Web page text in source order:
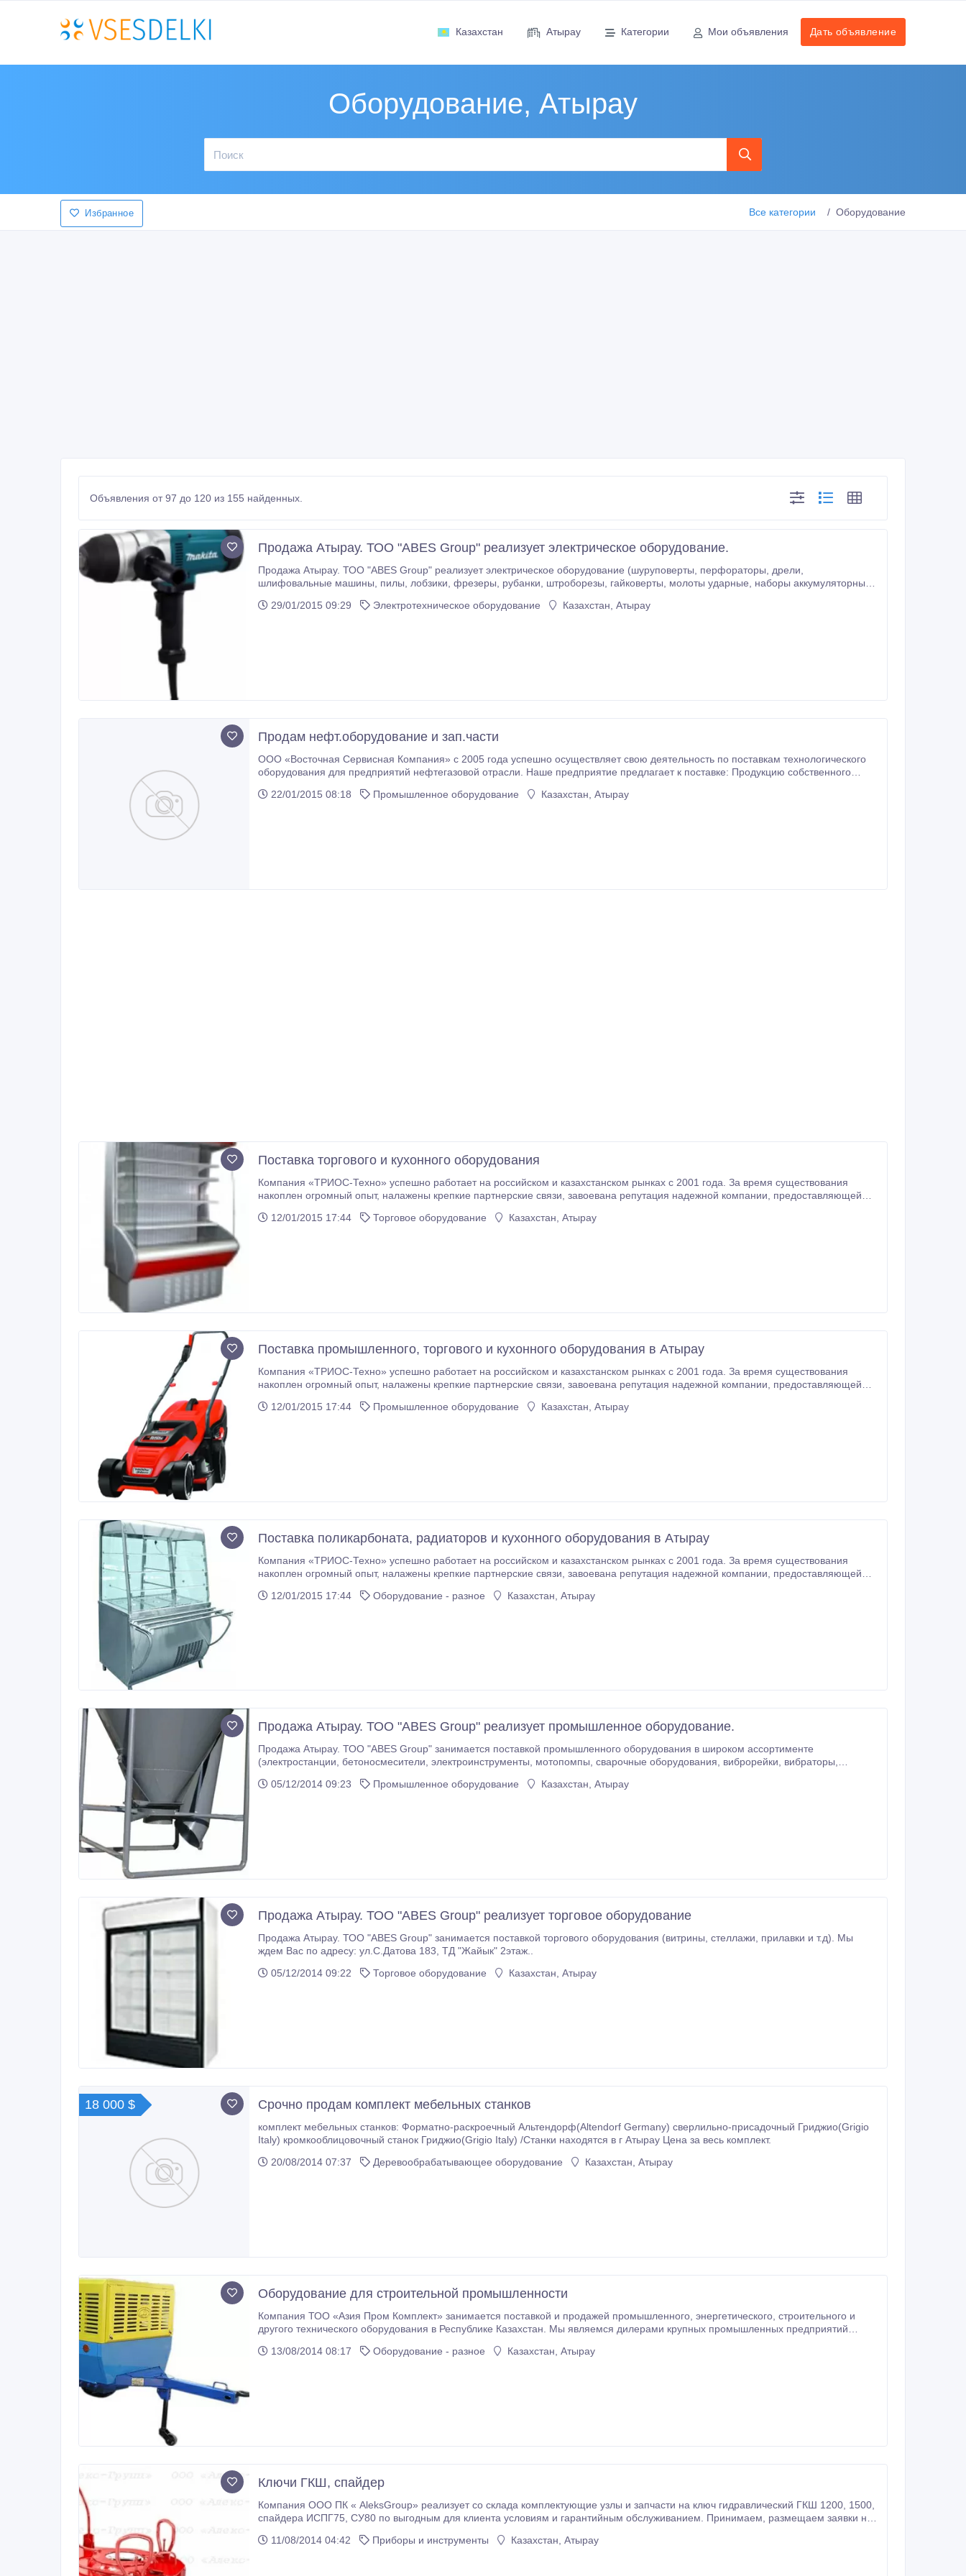
Казахстан Атырау Категории Мои объявления Дать объявление
Оборудование, Атырау
Избранное Все категории Оборудование
Объявления от 97 до 120 из 155 найденных.
Продажа Атырау. ТОО "ABES Group" реализует электрическое оборудование.
Продажа Атырау. ТОО "ABES Group" реализует электрическое оборудование (шуруповерты, перфораторы, дрели,
шлифовальные машины, пилы, лобзики, фрезеры, рубанки, штроборезы, гайковерты, молоты ударные, наборы аккумуляторных
29/01/2015 09:29
Электротехническое оборудование Казахстан, Атырау
Продам нефт.оборудование и зап.части
ООО «Восточная Сервисная Компания» с 2005 года успешно осуществляет свою деятельность по поставкам технологического
оборудования для предприятий нефтегазовой отрасли. Наше предприятие предлагает к поставке: Продукцию собственного
22/01/2015 08:18
Промышленное оборудование Казахстан, Атырау
Поставка торгового и кухонного оборудования
Компания «ТРИОС-Техно» успешно работает на российском и казахстанском рынках с 2001 года. За время существования
накоплен огромный опыт, налажены крепкие партнерские связи, завоевана репутация надежной компании, предоставляющей
обслуживания, при невысоких и конкурентоспособных ценах.
12/01/2015 17:44 Торговое оборудование Казахстан, Атырау
Поставка промышленного, торгового и кухонного оборудования в Атырау
Компания «ТРИОС-Техно» успешно работает на российском и казахстанском рынках с 2001 года. За время существования
накоплен огромный опыт, налажены крепкие партнерские связи, завоевана репутация надежной компании, предоставляющей
обслуживания, при невысоких и конкурентоспособных ценах.
12/01/2015 17:44 Промышленное оборудование Казахстан, Атырау
Поставка поликарбоната, радиаторов и кухонного оборудования в Атырау
Компания «ТРИОС-Техно» успешно работает на российском и казахстанском рынках с 2001 года. За время существования
накоплен огромный опыт, налажены крепкие партнерские связи, завоевана репутация надежной компании, предоставляющей
обслуживания, при невысоких и конкурентоспособных ценах.
12/01/2015 17:44 Оборудование - разное Казахстан, Атырау
Продажа Атырау. ТОО "ABES Group" реализует промышленное оборудование.
Продажа Атырау. ТОО "ABES Group" занимается поставкой промышленного оборудования в широком ассортименте
(электростанции, бетоносмесители, электроинструменты, мотопомпы, сварочные оборудования, виброрейки, вибраторы,
многое другое); Тепловое оборудование (осевые вентиляторы, тепловые завесы.
05/12/2014 09:23 Промышленное оборудование Казахстан, Атырау
Продажа Атырау. ТОО "ABES Group" реализует торговое оборудование
Продажа Атырау. ТОО "ABES Group" занимается поставкой торгового оборудования (витрины, стеллажи, прилавки и т.д). Мы
ждем Вас по адресу: ул.С.Датова 183, ТД "Жайык" 2этаж..
05/12/2014 09:22
Торговое оборудование Казахстан, Атырау
18 000 $ Срочно продам комплект мебельных станков
комплект мебельных станков: Форматно-раскроечный Альтендорф(Altendorf Germany) сверлильно-присадочный Гриджио(Grigio
Italy) кромкооблицовочный станок Гриджио(Grigio Italy) /Станки находятся в г Атырау Цена за весь комплект.
20/08/2014 07:37
Деревообрабатывающее оборудование Казахстан, Атырау
Оборудование для строительной промышленности
Компания ТОО «Азия Пром Комплект» занимается поставкой и продажей промышленного, энергетического, строительного и
другого технического оборудования в Республике Казахстан. Мы являемся дилерами крупных промышленных предприятий
13/08/2014 08:17
Оборудование - разное Казахстан, Атырау
Ключи ГКШ, спайдер
Компания ООО ПК « AleksGroup» реализует со склада комплектующие узлы и запчасти на ключ гидравлический ГКШ 1200, 1500,
спайдера ИСПГ75, СУ80 по выгодным для клиента условиям и гарантийным обслуживанием. Принимаем, размещаем заявки на
11/08/2014 04:42
Приборы и инструменты Казахстан, Атырау